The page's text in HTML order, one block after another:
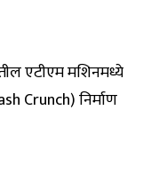
एटीएम मशिनमध्ये
Crunch) निर्माण